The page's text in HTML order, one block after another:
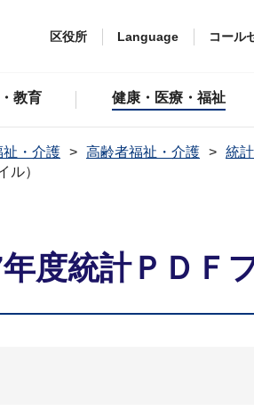
区役所 Language コール
教育 健康・医療・福祉
祉・介護 高齢者福祉・介護 統
ル）
度統計ＰＤＦ